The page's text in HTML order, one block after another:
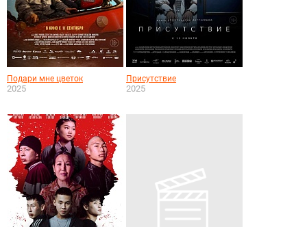
Подари мне цветок
2025
Присутствие
2025